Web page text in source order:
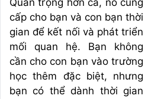
Quan trọng hơn cả, nó cung
cấp cho bạn và con bạn thời
gian để kết nối và phát triển
mối quan hệ. Bạn không
cần cho con bạn vào trường
học thêm đặc biệt, nhưng
bạn có thể dành thời gian